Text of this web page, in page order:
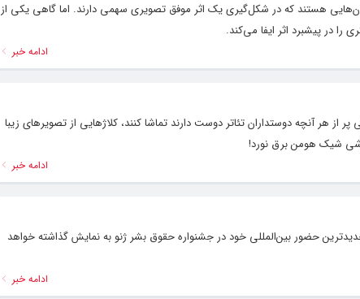
هستند که در شکل‌گیری یک اثر موفق تصویری سهمی دارند. اما گاهی یکی از
را در پیشبرد اثر ایفا می‌کند.
ادامه خبر
هر آنچه دوستداران تئاتر دوست دارند تماشا کنند، کلاژهایی از تصویرهای زیبا
شیک هومن برق نورد!
ادامه خبر
حضور بین‌المللی خود در جشنواره حقوق بشر ژنو به نمایش گذاشته خواهد
ادامه خبر